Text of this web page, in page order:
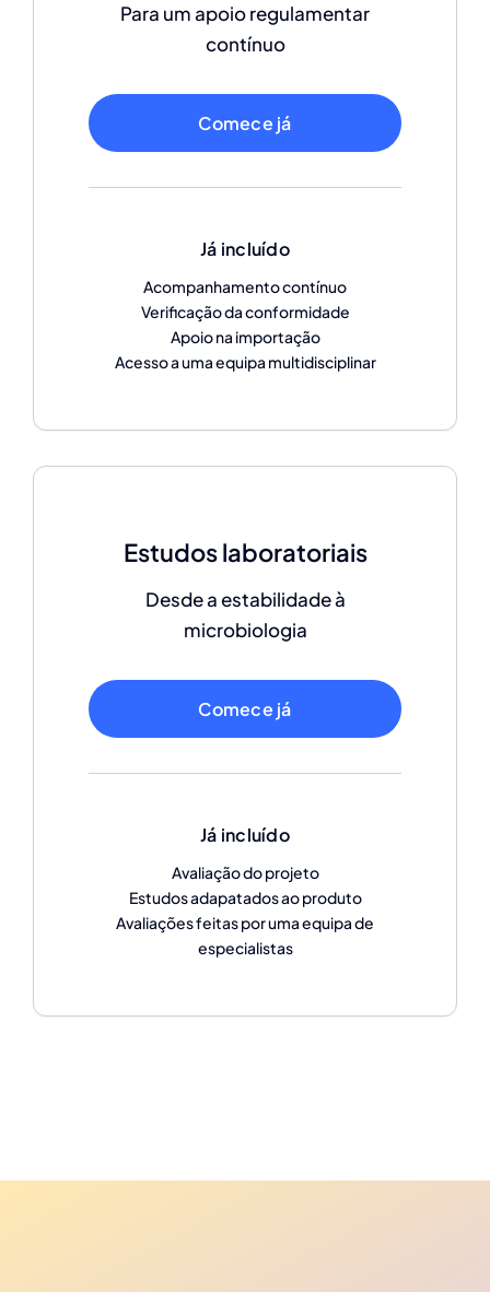
Para um apoio regulamentar
contínuo
Comece já
Já incluído
Acompanhamento contínuo
Verificação da conformidade
Apoio na importação
Acesso a uma equipa multidisciplinar
Estudos laboratoriais
Desde a estabilidade à
microbiologia
Comece já
Já incluído
Avaliação do projeto
Estudos adapatados ao produto
Avaliações feitas por uma equipa de
especialistas